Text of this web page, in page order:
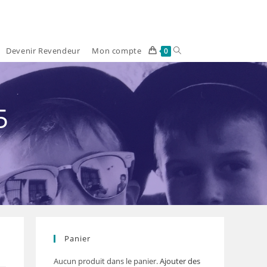
Devenir Revendeur Mon compte 0 Toggle
search
Panier
Aucun produit dans le panier.Ajouter des